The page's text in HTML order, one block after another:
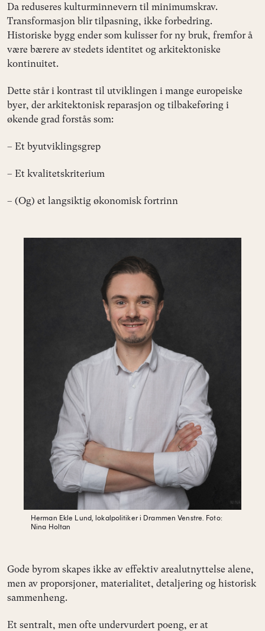
Da reduseres kulturminnevern til minimumskrav.
Transformasjon blir tilpasning, ikke forbedring.
Historiske bygg ender som kulisser for ny bruk, fremfor å
være bærere av stedets identitet og arkitektoniske
kontinuitet.
Dette står i kontrast til utviklingen i mange europeiske
byer, der arkitektonisk reparasjon og tilbakeføring i
økende grad forstås som:
– Et byutviklingsgrep
– Et kvalitetskriterium
– (Og) et langsiktig økonomisk fortrinn
Herman Ekle Lund, lokalpolitiker i Drammen Venstre. Foto:
Nina Holtan
Gode byrom skapes ikke av effektiv arealutnyttelse alene,
men av proporsjoner, materialitet, detaljering og historisk
sammenheng.
Et sentralt, men ofte undervurdert poeng, er at